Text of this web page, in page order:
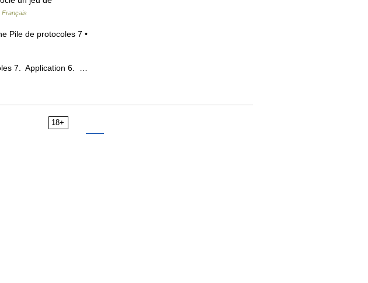
Français
Pile de protocoles 7 •
7. Application 6. …
18+